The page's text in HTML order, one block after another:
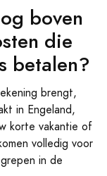
boven
die
betalen?
brengt,
in Engeland,
korte vakantie of
volledig voor
in de